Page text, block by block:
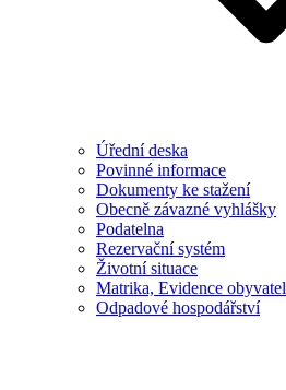
Úřední deska
Povinné informace
Dokumenty ke stažení
Obecně závazné vyhlášky
Podatelna
Rezervační systém
Životní situace
Matrika, Evidence obyvatel
Odpadové hospodářství